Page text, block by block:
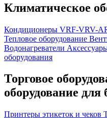
Климатическое
Кондиционеры VRF-VRV-
Тепловое оборудование
Водонагреватели
оборудования
Торговое
оборудование для
Принтеры этикеток и чеков